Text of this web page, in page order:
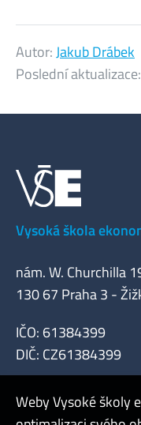
Autor:Jakub Drábek
Poslední aktualizace:
Vysoká škola
nám. W. Churchilla
130 67 Praha 3 -
IČO: 61384399
DIČ: CZ61384399
Weby Vysoké školy